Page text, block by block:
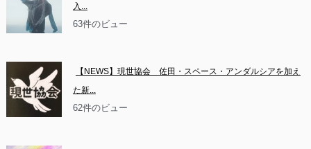
入...
63件のビュー
【NEWS】現世協会　佐田・スペース・アンダルシアを加え
た新...
62件のビュー